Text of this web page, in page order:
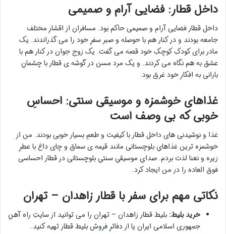
داخل قطار: فضایی آرام و صمیمی
داخل قطار فضایی آرام و صمیمی حاکم بود. مسافران از اقشارِ مختلف
جامعه بودند و در کنار هم با حوصله و صبر سفرِ خود را می گذراندند. یک
مادر برای کودکِ کوچکِ خود قصه می گفت. یک زوج جوان در کنار هم با
عشق به هم نگاه می کردند. و یک مرد مسن در گوشه ی قطار با چشمانِ
بارانی به افکارِ خود غرق بود.
غذاهای خوشمزه و موسیقی سنتی: احساسِ
خوبی که بی وصف است
غذا و نوشیدنی های داخل قطار با کیفیت و طعمِ بسیار خوبی بودند. من از
خوشمزه ترین غذاهایِ بلوچستانی مانند قیمه ی سماق و چای داغ با عطرِ
زیره و نعنا لذت بردم. صدایِ موسیقیِ سنتیِ بلوچستانی در قطار احساسی
فوق العاده را در من ایجاد کرد.
نکاتی مهم برای سفر با قطار زاهدان – تهران
خرید بلیط: بلیط قطار زاهدان – تهران را می توانید از سایتِ راه آهنِ
جمهوری اسلامی ایران یا از دفاترِ فروش بلیط قطار تهیه کنید.